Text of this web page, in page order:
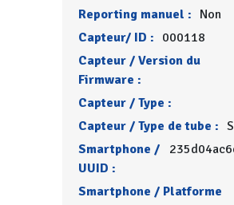
Reporting manuel : Non
Capteur/ ID : 000118
Capteur / Version du
Firmware :
Capteur / Type :
Capteur / Type de tube :
Smartphone /
UUID :
Smartphone / Platforme